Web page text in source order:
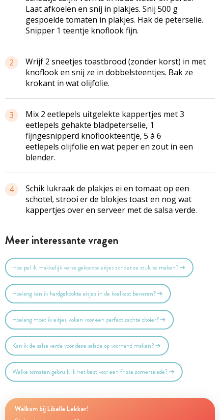
Laat afkoelen en snij in plakjes. Snij 500 g
gespoelde tomaten in plakjes. Hak de peterselie.
Snipper 1 teentje knoflook fijn.
2
Wrijf 2 sneetjes toastbrood (zonder korst) in met
knoflook en snij ze in dobbelsteentjes. Bak ze
krokant in wat olijfolie.
3
Mix 2 eetlepels uitgelekte kappertjes met 3
eetlepels gehakte bladpeterselie, 1
fijngesnipperd knoflookteentje, 5 à 6
eetlepels olijfolie en wat peper en zout in een
blender.
4
Schik lukraak de plakjes ei en tomaat op een
schotel, strooi er de blokjes toast en nog wat
kappertjes over en serveer met de salsa verde.
Meer interessante vragen
Hoe pel ik makkelijk verse gekookte eitjes zonder ze stuk te maken?
Hoelang kan ik hardgekookte eitjes in de koelkast bewaren?
Hoelang moet ik eitjes koken voor een perfect zachte dooier?
Kan ik de salsa verde voor deze salade op voorhand maken?
Welke tomaten gebruik ik het best voor een frisse zomersalade?
Welkom bij Libelle Lekker!